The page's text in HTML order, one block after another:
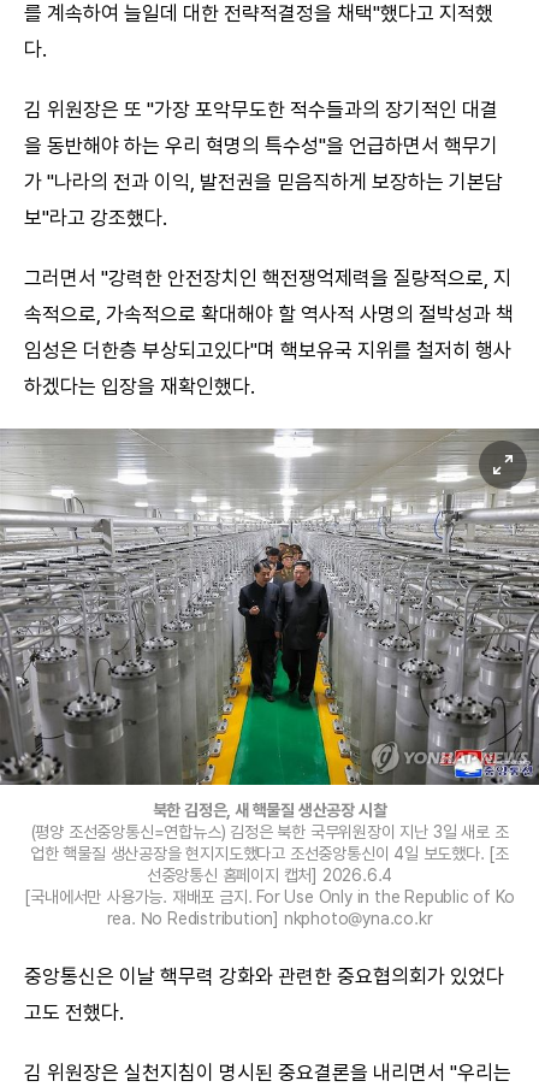
를 계속하여 늘일데 대한 전략적결정을 채택"했다고 지적했
다.
김 위원장은 또 "가장 포악무도한 적수들과의 장기적인 대결
을 동반해야 하는 우리 혁명의 특수성"을 언급하면서 핵무기
가 "나라의 전과 이익, 발전권을 믿음직하게 보장하는 기본담
보"라고 강조했다.
그러면서 "강력한 안전장치인 핵전쟁억제력을 질량적으로, 지
속적으로, 가속적으로 확대해야 할 역사적 사명의 절박성과 책
임성은 더한층 부상되고있다"며 핵보유국 지위를 철저히 행사
하겠다는 입장을 재확인했다.
북한 김정은, 새 핵물질 생산공장 시찰
(평양 조선중앙통신=연합뉴스) 김정은 북한 국무위원장이 지난 3일 새로 조
업한 핵물질 생산공장을 현지지도했다고 조선중앙통신이 4일 보도했다. [조
선중앙통신 홈페이지 캡처] 2026.6.4
[국내에서만 사용가능. 재배포 금지. For Use Only in the Republic of Ko
rea. No Redistribution] nkphoto@yna.co.kr
중앙통신은 이날 핵무력 강화와 관련한 중요협의회가 있었다
고도 전했다.
김 위원장은 실천지침이 명시된 중요결론을 내리면서 "우리는